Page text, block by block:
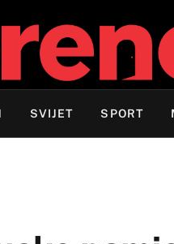
SVIJET SPORT